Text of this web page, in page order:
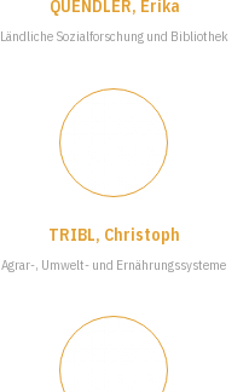
QUENDLER, Erika
Ländliche Sozialforschung und Bibliothek
TRIBL, Christoph
Agrar-, Umwelt- und Ernährungssysteme